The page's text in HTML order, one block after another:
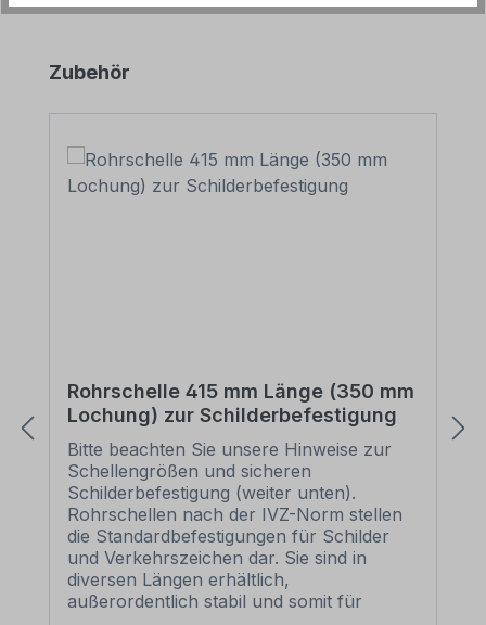
Produktgalerie überspringen
Zubehör
Rohrschelle 415 mm Länge (350 mm
Lochung) zur Schilderbefestigung
Bitte beachten Sie unsere Hinweise zur
Schellengrößen und sicheren
Schilderbefestigung (weiter unten).
Rohrschellen nach der IVZ-Norm stellen
die Standardbefestigungen für Schilder
und Verkehrszeichen dar. Sie sind in
diversen Längen erhältlich,
außerordentlich stabil und somit für